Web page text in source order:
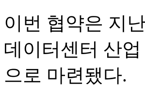
이번 협약은 지
데이터센터 산
으로 마련됐다.